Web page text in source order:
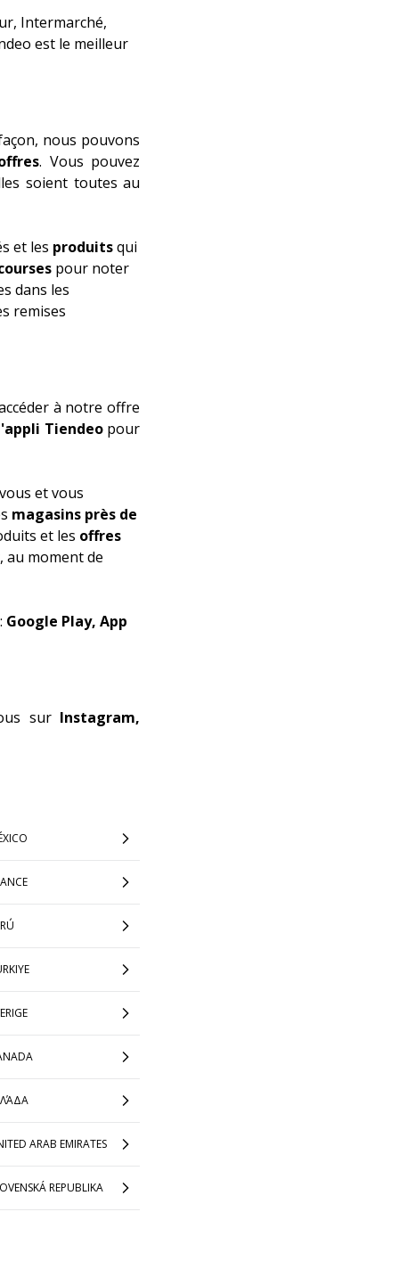
, Intermarché,
est le meilleur
nous pouvons
. Vous pouvez
soient toutes au
et les produitsqui
pour noter
dans les
remises
à notre offre
Tiendeopour
et vous
magasins près de
et les offres
moment de
Google Play, App
sur Instagram,
ARAB EMIRATES
REPUBLIKA